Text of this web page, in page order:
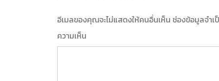
อีเมลของคุณจะไม่แสดงให้คนอื่นเห็น ช่องข้อมูลจำเ
ความเห็น